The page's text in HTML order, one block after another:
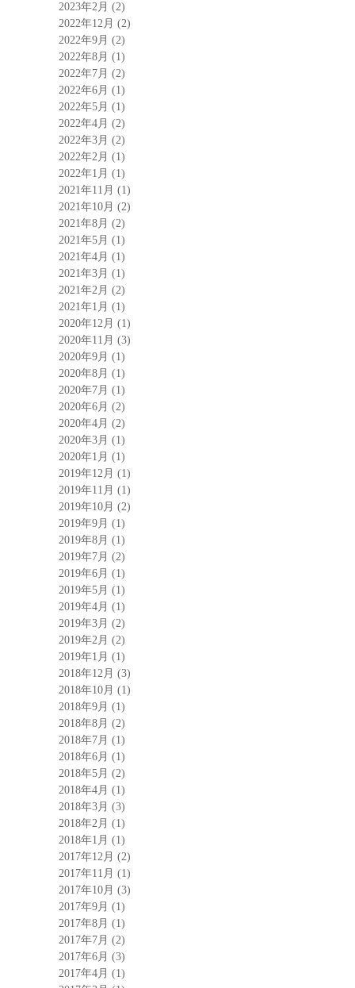
2023年2月 (2)
2022年12月 (2)
2022年9月 (2)
2022年8月 (1)
2022年7月 (2)
2022年6月 (1)
2022年5月 (1)
2022年4月 (2)
2022年3月 (2)
2022年2月 (1)
2022年1月 (1)
2021年11月 (1)
2021年10月 (2)
2021年8月 (2)
2021年5月 (1)
2021年4月 (1)
2021年3月 (1)
2021年2月 (2)
2021年1月 (1)
2020年12月 (1)
2020年11月 (3)
2020年9月 (1)
2020年8月 (1)
2020年7月 (1)
2020年6月 (2)
2020年4月 (2)
2020年3月 (1)
2020年1月 (1)
2019年12月 (1)
2019年11月 (1)
2019年10月 (2)
2019年9月 (1)
2019年8月 (1)
2019年7月 (2)
2019年6月 (1)
2019年5月 (1)
2019年4月 (1)
2019年3月 (2)
2019年2月 (2)
2019年1月 (1)
2018年12月 (3)
2018年10月 (1)
2018年9月 (1)
2018年8月 (2)
2018年7月 (1)
2018年6月 (1)
2018年5月 (2)
2018年4月 (1)
2018年3月 (3)
2018年2月 (1)
2018年1月 (1)
2017年12月 (2)
2017年11月 (1)
2017年10月 (3)
2017年9月 (1)
2017年8月 (1)
2017年7月 (2)
2017年6月 (3)
2017年4月 (1)